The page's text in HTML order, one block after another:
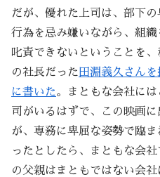
だが、優れた上司は、部下の
行為を忌み嫌いながら、組織
叱責できないということを
の社長だった 田淵義久さん
に書いた。まともな会社に
司がいるはずで、この映画
が、専務に卑屈な姿勢で臨
ったとしたら、まともな会社
の父親はまともではない会